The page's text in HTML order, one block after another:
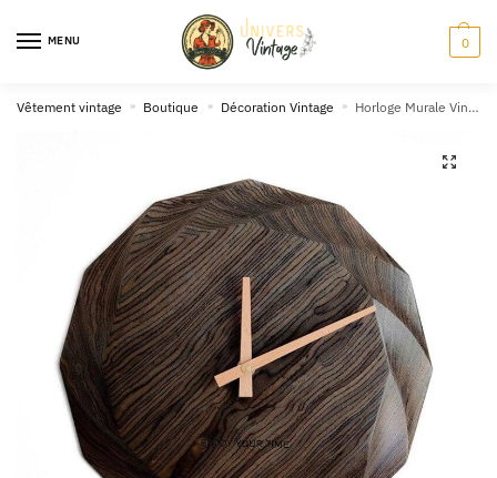
MENU 0
Vêtement vintage » Boutique » Décoration Vintage » Horloge Murale Vintage en Bois Taillé
🔍